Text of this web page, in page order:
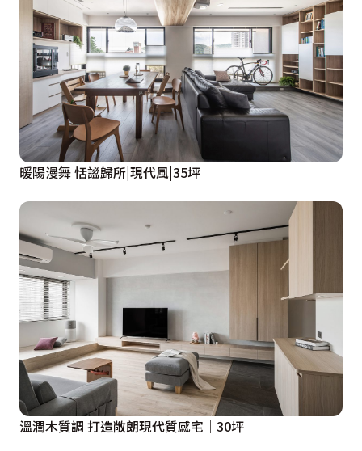
暖陽漫舞 恬謐歸所|現代風|35坪
溫潤木質調 打造敞朗現代質感宅│30坪